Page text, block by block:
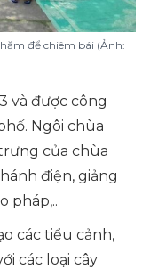
để chiêm bái (Ảnh:
và được công
Ngôi chùa
của chùa
điện, giảng
pháp,..
các tiểu cảnh,
các loại cây